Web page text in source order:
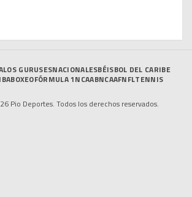
LOS GURUSESNACIONALESBÉISBOL DEL CARIBE
BOXEOFÓRMULA 1NCAABNCAAFNFLTENNIS
Pio Deportes. Todos los derechos reservados.